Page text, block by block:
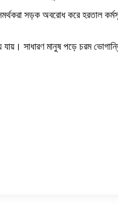
সড়ক অবরোধ করে হরতাল
যায়। সাধারণ মানুষ পড়ে চরম